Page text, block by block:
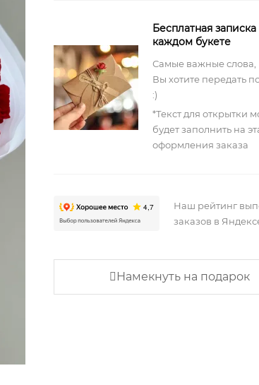
Бесплатная записка
каждом букете
Самые важные слова,
Вы хотите передать
:)
*Текст для открытки
будет заполнить на
оформления заказа
Наш рейтинг
заказов в
Намекнуть на подарок